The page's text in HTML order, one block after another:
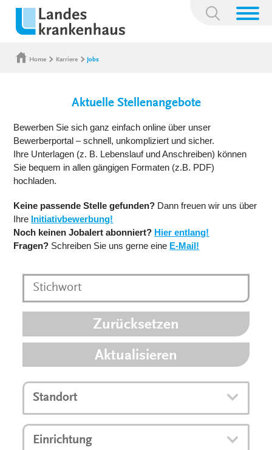
Suchbegriff:
Home Karriere Jobs
Aktuelle Stellenangebote
Bewerben Sie sich ganz einfach online über unser
Bewerberportal – schnell, unkompliziert und sicher.
Ihre Unterlagen (z. B. Lebenslauf und Anschreiben) können
Sie bequem in allen gängigen Formaten (z.B. PDF)
hochladen.
Keine passende Stelle gefunden? Dann freuen wir uns über
Ihre Initiativbewerbung!
Noch keinen Jobalert abonniert? Hier entlang!
Fragen? Schreiben Sie uns gerne eine E-Mail!
Zurücksetzen
Aktualisieren
Standort
Einrichtung